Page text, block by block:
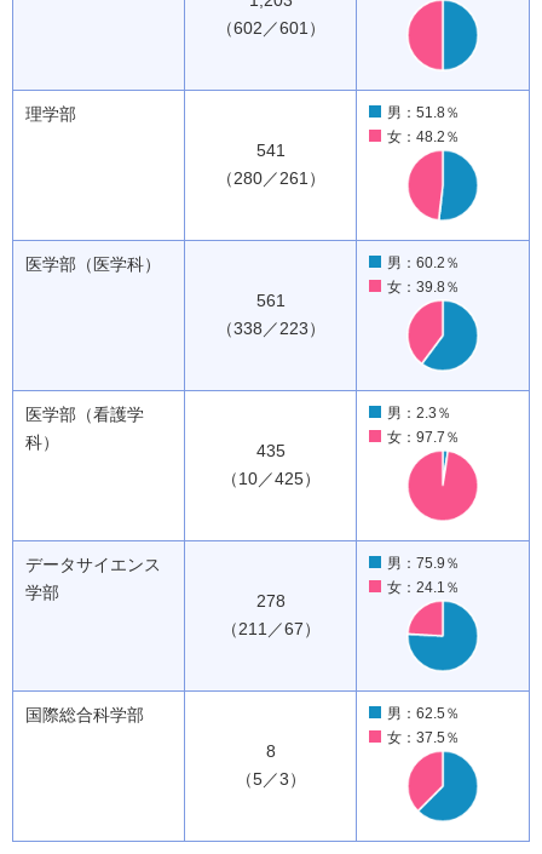
（602／601）
理学部
541
（280／261）
男：51.8％
女：48.2％
医学部（医学科）
561
（338／223）
男：60.2％
女：39.8％
医学部（看護学
科）
435
（10／425）
男：2.3％
女：97.7％
データサイエンス
学部
278
（211／67）
男：75.9％
女：24.1％
国際総合科学部
8
（5／3）
男：62.5％
女：37.5％